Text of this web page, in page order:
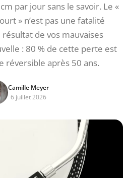
par jour sans le savoir. Le «
» n’est pas une fatalité
de vos mauvaises
: 80 % de cette perte est
réversible après 50 ans.
Camille Meyer
6 juillet 2026